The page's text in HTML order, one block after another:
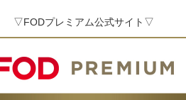
▽FODプレミアム公式サイト▽